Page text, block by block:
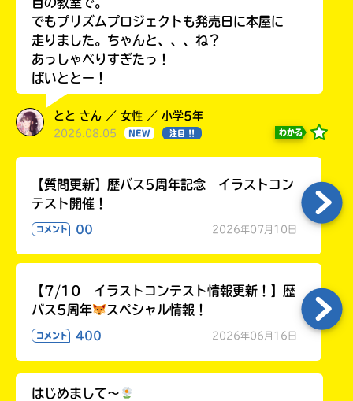
目の教室で。
でもプリズムプロジェクトも発売日に本屋に
走りました。ちゃんと、、、ね？
あっしゃべりすぎたっ！
ばいととー！
とと さん ／ 女性 ／ 小学5年
2026.08.05 NEW 注目 !! わかる
【質問更新】歴バス5周年記念 イラストコン
テスト開催！
コメント 00 2026年07月10日
【7/10 イラストコンテスト情報更新！】歴
バス5周年
スペシャル情報！
コメント 400 2026年06月16日
はじめまして〜